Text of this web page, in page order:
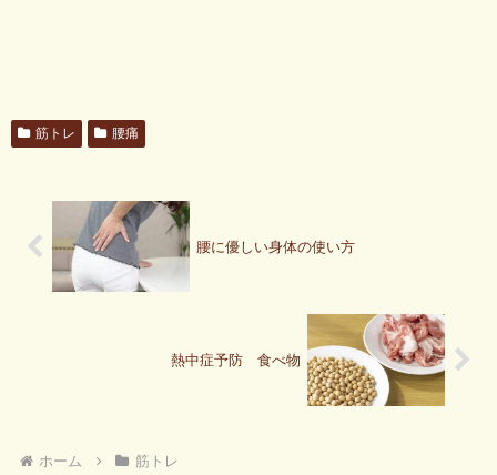
筋トレ 腰痛
腰に優しい身体の使い方
熱中症予防 食べ物
ホーム 筋トレ